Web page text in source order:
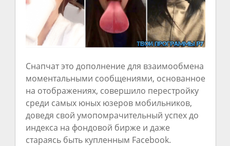
Снапчат это дополнение для взаимообмена
моментальными сообщениями, основанное
на отображениях, совершило перестройку
среди самых юных юзеров мобильников,
доведя свой умопомрачительный успех до
индекса на фондовой бирже и даже
стараясь быть купленным Facebook.